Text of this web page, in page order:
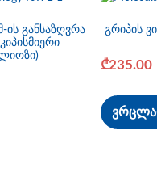
განსაზღვრა
გრიპის
₾235.00